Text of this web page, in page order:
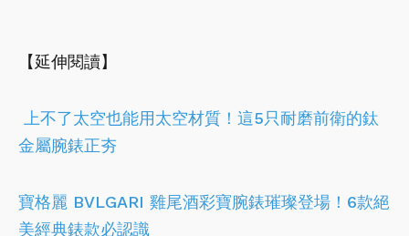
【延伸閱讀】
上不了太空也能用太空材質！這5只耐磨前衛的鈦
金屬腕錶正夯
寶格麗 BVLGARI 雞尾酒彩寶腕錶璀璨登場！6款絕
美經典錶款必認識